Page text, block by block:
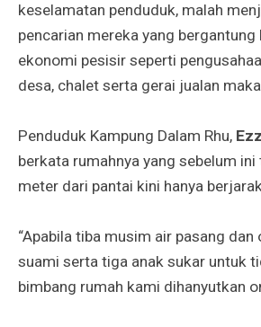
keselamatan penduduk, malah
pencarian mereka yang
ekonomi pesisir seperti
desa, chalet serta gerai jualan
Penduduk Kampung Dalam Rhu,
berkata rumahnya yang sebelum
meter dari pantai kini hanya
“Apabila tiba musim air pasang dan
suami serta tiga anak sukar untuk
bimbang rumah kami dihanyutkan